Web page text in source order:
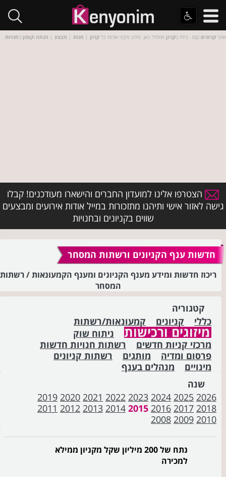
אתר קניונים.קום - בילוי בקניון מתחיל כאן. מידע מקיף אודות כל קניון | חנות | מבצע | הנחה וקופון בחנויות
הצטרפו אלינו למועדון החברים והישארו מעודכנים! קבלו
גישה לאזור אישי ותיהנו מתזכורות במייל אודות אירועים ומבצעים
שווים בקניונים ובחנויות
חדשות ענף הקניונים ורשתות המסחר
ריכוז חדשות ומידע מענף הקניונים ומענף הקמעונאות / רשתות
המסחר
קטגוריה
כללי
קניונים קמעונאות/רשתות
מיזוגים ורכישות
ניתוח שוק
מרכזי קניות חדשים
רשתות חנויות חדשות
פרסום ומדיה
מותגים
רשתות קניונים
מינויים
מנהלים בענף
שנה
2026
2025
2024
2023
2022
2021
2020
2019
2018
2017
2016
2015
2014
2013
2012
2011
2010
2009
2008
נתח של 200 מיליון שקל מקניון ממילא
למכירה